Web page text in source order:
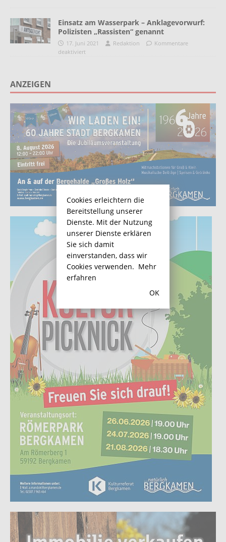
Einsatz am Wasserpark – Anklagevorwurf:
Polizisten „Rassisten“ genannt
17. Juni 2021 Redaktion
Kommentare
deaktiviert
ANZEIGEN
Cookies erleichtern die
Bereitstellung unserer
Dienste. Mit der Nutzung
unserer Dienste erklären
Sie sich damit
einverstanden, dass wir
Cookies verwenden. Mehr
erfahren
OK